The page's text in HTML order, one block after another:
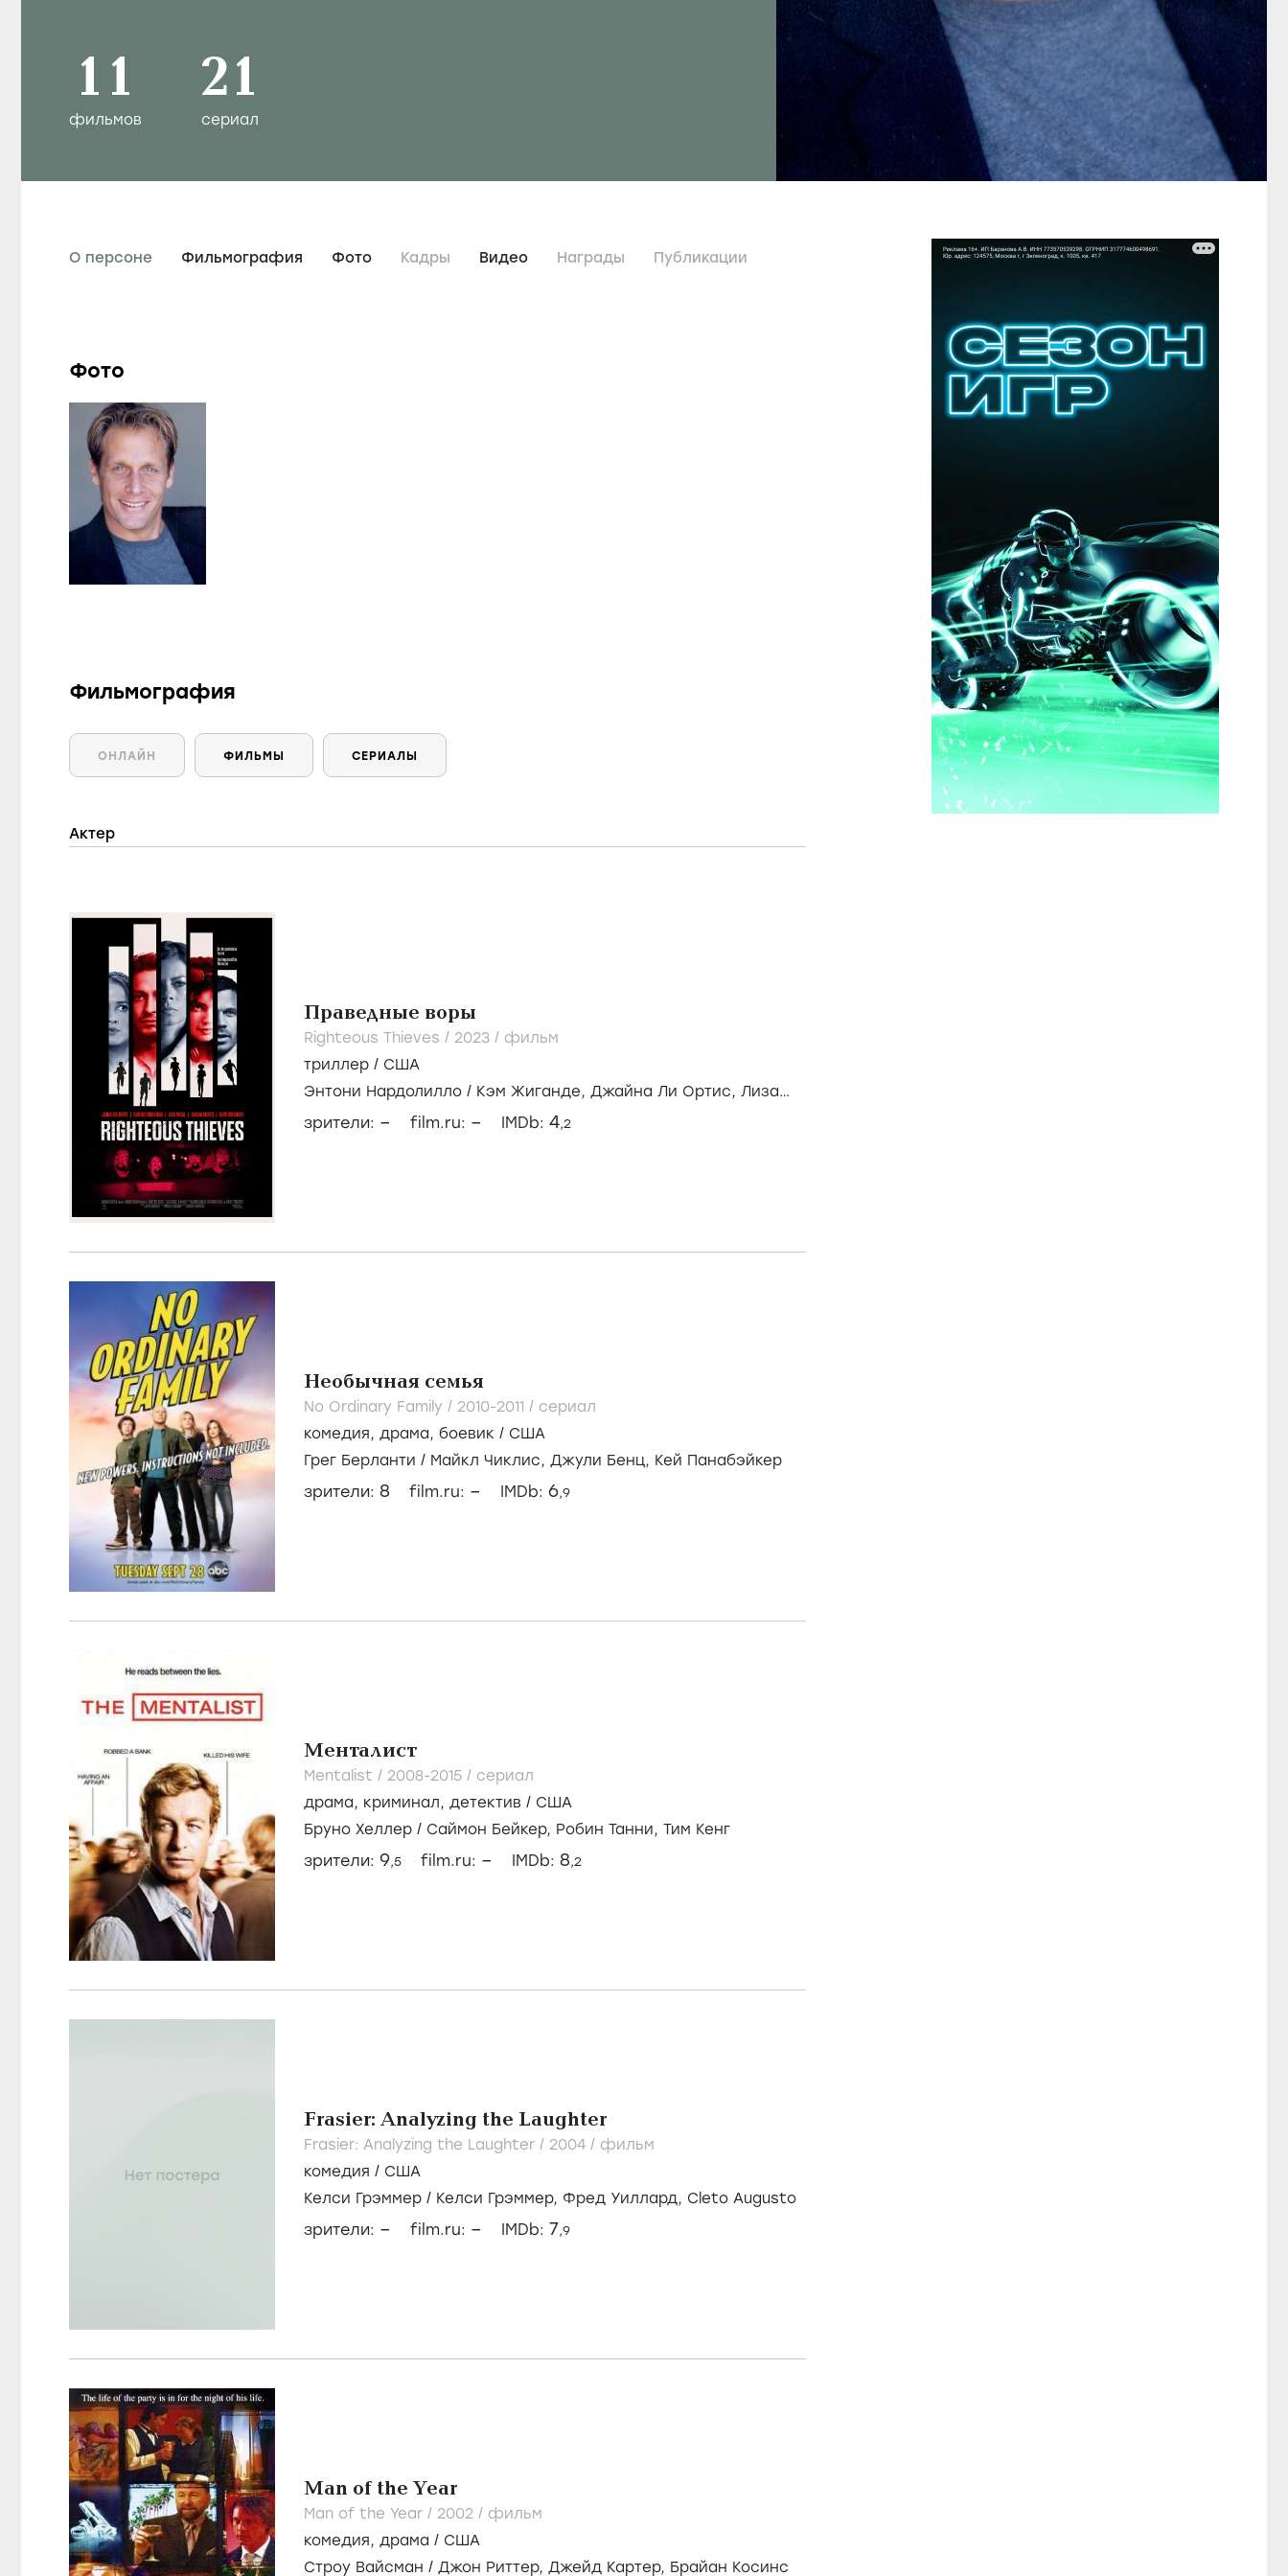
11
фильмов
21
сериал
О персоне Фильмография Фото Кадры Видео Награды Публикации
Фото
Фильмография
ОНЛАЙН ФИЛЬМЫ СЕРИАЛЫ
Актер
Праведные воры
Righteous Thieves / 2023 / фильм
триллер / США
Энтони Нардолилло / Кэм Жиганде, Джайна Ли Ортис, Лиза
зрители: – film.ru: – IMDb: 4,2
Необычная семья
No Ordinary Family / 2010-2011 / сериал
комедия, драма, боевик / США
Грег Берланти / Майкл Чиклис, Джули Бенц, Кей Панабэйкер
зрители: 8 film.ru: – IMDb: 6,9
Менталист
Mentalist / 2008-2015 / сериал
драма, криминал, детектив / США
Бруно Хеллер / Саймон Бейкер, Робин Танни, Тим Кенг
зрители: 9,5 film.ru: – IMDb: 8,2
Frasier: Analyzing the Laughter
Frasier: Analyzing the Laughter / 2004 / фильм
комедия / США
Келси Грэммер / Келси Грэммер, Фред Уиллард, Cleto Augusto
зрители: – film.ru: – IMDb: 7,9
Man of the Year
Man of the Year / 2002 / фильм
комедия, драма / США
Строу Вайсман / Джон Риттер, Джейд Картер, Брайан Косинс